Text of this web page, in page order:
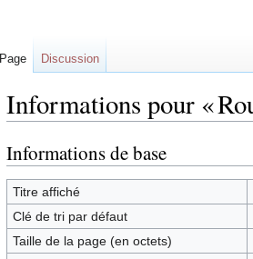
Informations pour «
Aller
à
la
navigation
Aller
à
la
recherche
Informations de base
Titre affiché
Clé de tri par défaut
Taille de la page (en octets)
Page Discussion